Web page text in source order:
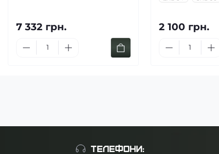
7 332 грн. 2 100 грн.
ТЕЛЕФОНИ: